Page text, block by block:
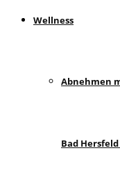
Wellness
Abnehmen
Bad